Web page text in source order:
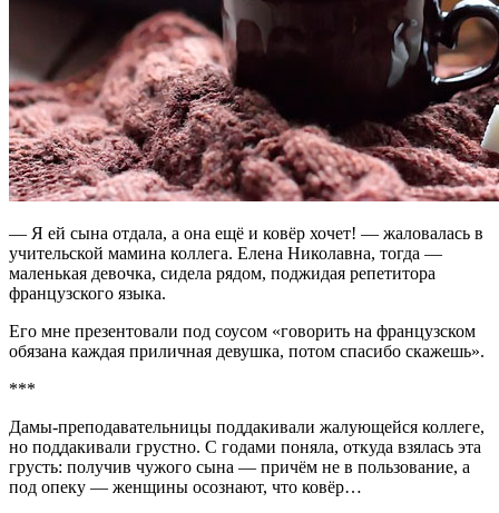
— Я ей сына отдала, а она ещё и ковёр хочет! — жаловалась в
учительской мамина коллега. Елена Николавна, тогда —
маленькая девочка, сидела рядом, поджидая репетитора
французского языка.
Его мне презентовали под соусом «говорить на французском
обязана каждая приличная девушка, потом спасибо скажешь».
***
Дамы-преподавательницы поддакивали жалующейся коллеге,
но поддакивали грустно. С годами поняла, откуда взялась эта
грусть: получив чужого сына — причём не в пользование, а
под опеку — женщины осознают, что ковёр…